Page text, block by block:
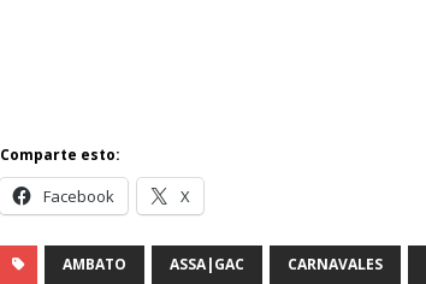
Comparte esto:
Facebook X
AMBATO ASSA|GAC CARNAVALES